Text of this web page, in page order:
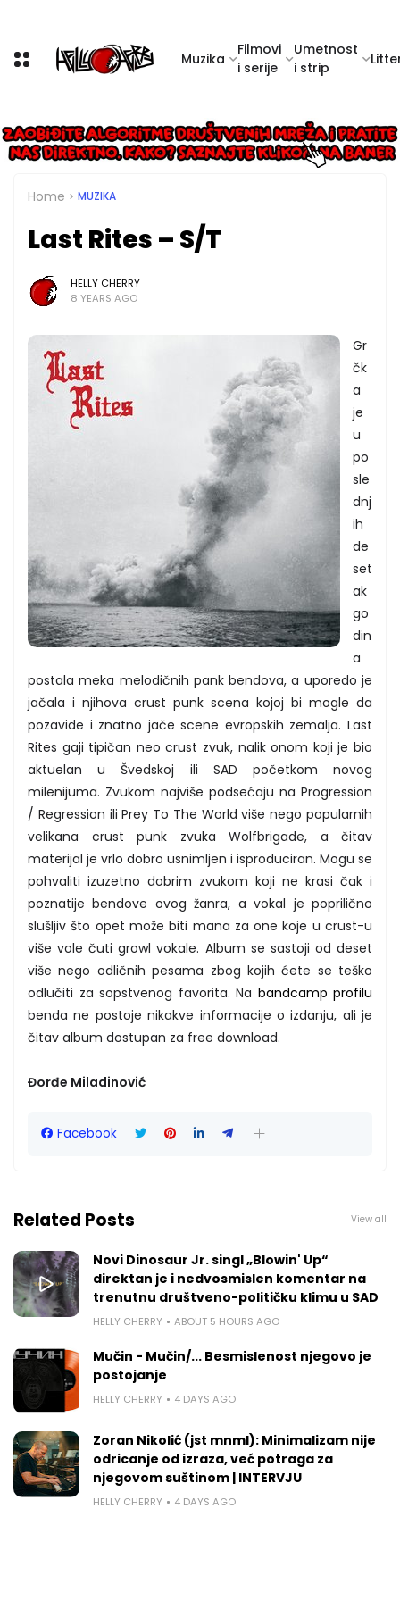
Muzika
Filmovi
i serije
Umetnost
i strip
Home MUZIKA
Last Rites – S/T
HELLY CHERRY
8 YEARS AGO
Gr
čk
a
je
u
po
sle
dnj
ih
de
set
ak
go
din
a
postala meka melodičnih pank bendova, a uporedo je
jačala i njihova crust punk scena kojoj bi mogle da
pozavide i znatno jače scene evropskih zemalja. Last
Rites gaji tipičan neo crust zvuk, nalik onom koji je bio
aktuelan u Švedskoj ili SAD početkom novog
milenijuma. Zvukom najviše podsećaju na Progression
/ Regression ili Prey To The World više nego popularnih
velikana crust punk zvuka Wolfbrigade, a čitav
materijal je vrlo dobro usnimljen i isproduciran. Mogu se
pohvaliti izuzetno dobrim zvukom koji ne krasi čak i
poznatije bendove ovog žanra, a vokal je poprilično
slušljiv što opet može biti mana za one koje u crust-u
više vole čuti growl vokale. Album se sastoji od deset
više nego odličnih pesama zbog kojih ćete se teško
odlučiti za sopstvenog favorita. Na bandcamp profilu
benda ne postoje nikakve informacije o izdanju, ali je
čitav album dostupan za free download.
Đorđe Miladinović
Facebook
Related Posts View all
Novi Dinosaur Jr. singl „Blowin' Up“
direktan je i nedvosmislen komentar na
trenutnu društveno-političku klimu u SAD
HELLY CHERRY ABOUT 5 HOURS AGO
Mučin - Mučin/... Besmislenost njegovo je
postojanje
HELLY CHERRY 4 DAYS AGO
Zoran Nikolić (jst mnml): Minimalizam nije
odricanje od izraza, već potraga za
njegovom suštinom | INTERVJU
HELLY CHERRY 4 DAYS AGO